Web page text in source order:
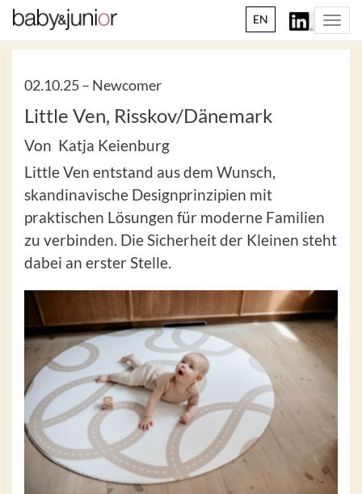
EN
02.10.25 – Newcomer
Little Ven, Risskov/Dänemark
Von Katja Keienburg
Little Ven entstand aus dem Wunsch,
skandinavische Designprinzipien mit
praktischen Lösungen für moderne Familien
zu verbinden. Die Sicherheit der Kleinen steht
dabei an erster Stelle.